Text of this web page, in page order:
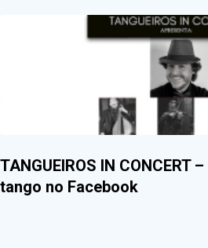
TANGUEIROS IN CONCERT
tango no Facebook